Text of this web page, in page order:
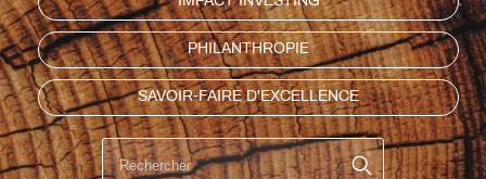
PHILANTHROPIE
SAVOIR-FAIRE D'EXCELLENCE